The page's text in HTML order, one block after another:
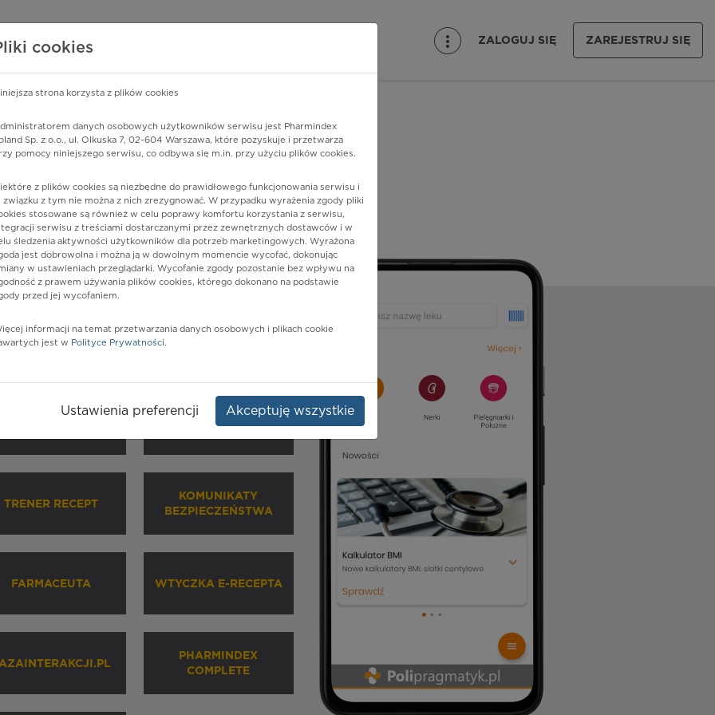
o lekach
PHARMINDEX ZALOGUJ SIĘ ZAREJESTRUJ SIĘ
przez wirus Norwalk
ochrony zdrowia
INHALATORY
TRENER RECEPT
KOMUNIKATY
BEZPIECZEŃSTWA
FARMACEUTA WTYCZKA E-RECEPTA
PHARMINDEX
COMPLETE
cookies
strona korzysta z plików cookies
danych osobowych użytkowników serwisu jest Pharmindex
Sp. z o.o., ul. Olkuska 7, 02-604 Warszawa, które pozyskuje i przetwarza
pomocy niniejszego serwisu, co odbywa się m.in. przy użyciu plików cookies.
z plików cookies są niezbędne do prawidłowego funkcjonowania serwisu i
związku z tym nie można z nich zrezygnować. W przypadku wyrażenia zgody pliki
stosowane są również w celu poprawy komfortu korzystania z serwisu,
serwisu z treściami dostarczanymi przez zewnętrznych dostawców i w
śledzenia aktywności użytkowników dla potrzeb marketingowych. Wyrażona
jest dobrowolna i można ją w dowolnym momencie wycofać, dokonując
w ustawieniach przeglądarki. Wycofanie zgody pozostanie bez wpływu na
z prawem używania plików cookies, którego dokonano na podstawie
przed jej wycofaniem.
informacji na temat przetwarzania danych osobowych i plikach cookie
jest w Polityce Prywatności.
Ustawienia preferencji Akceptuję wszystkie